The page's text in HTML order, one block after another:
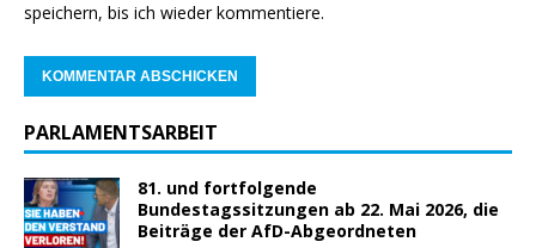
speichern, bis ich wieder kommentiere.
PARLAMENTSARBEIT
81. und fortfolgende
Bundestagssitzungen ab 22. Mai 2026, die
Beiträge der AfD-Abgeordneten